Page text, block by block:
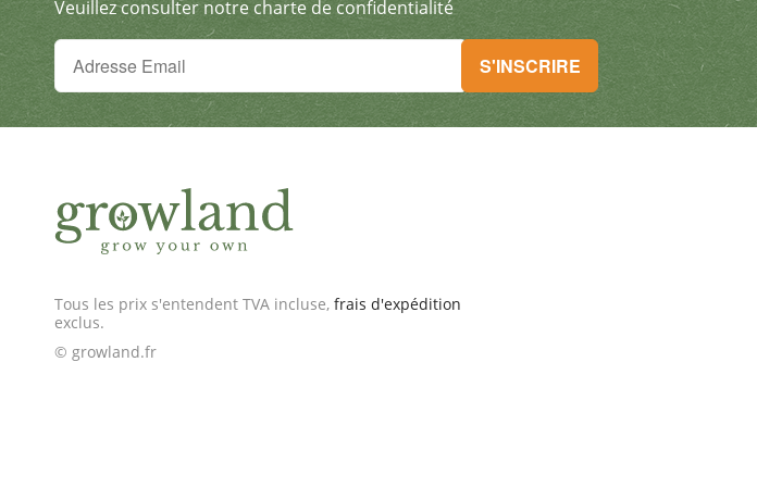
Veuillez consulter notre charte de confidentialité
Tu ne peux plus rien manquer !
Inscris-toi à la newsletter & reçois des offres exceptionnelles. Tu peux te désinscrire
S'INSCRIRE
Tous les prix s'entendent TVA incluse, frais d'expédition
exclus.
© growland.fr